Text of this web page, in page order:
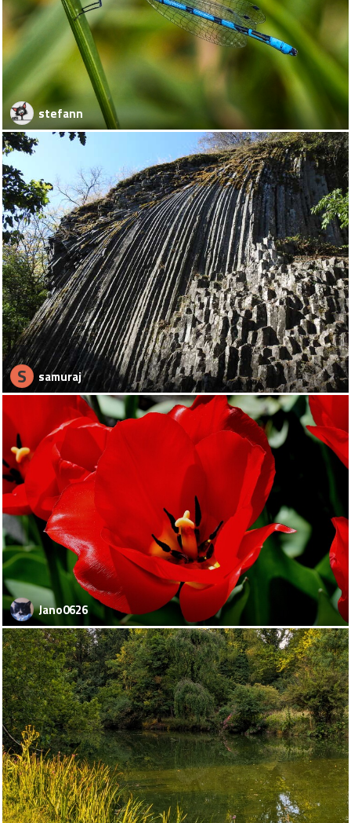
stefann
S samuraj
Jano0626